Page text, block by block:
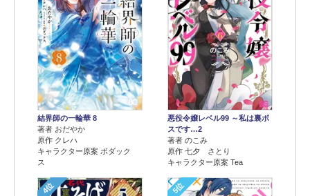
結界師の一輪華 8
著者 おだやか
原作 クレハ
キャラクター原案 ボダック
ス
悪役令嬢レベル99 ～私は裏ボ
スです…2
著者 のこみ
原作 七夕 さとり
キャラクター原案 Tea
4位 5位